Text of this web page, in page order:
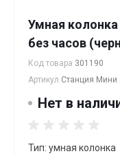
Умная
без часов
Код товара 301190
Артикул Станция Мини
Нет в
Тип: умная колонка